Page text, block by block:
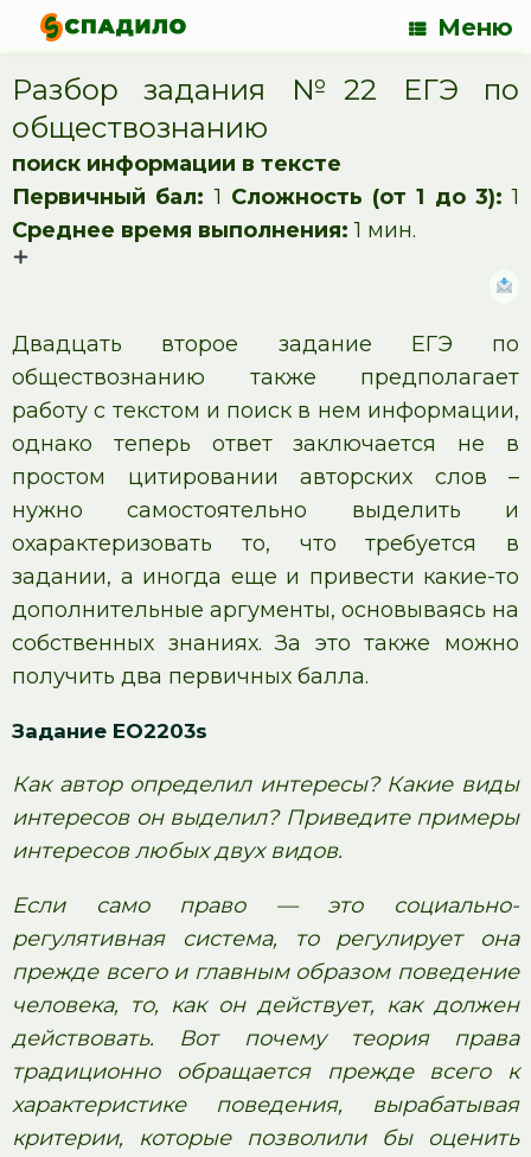
Меню
Разбор задания №22 ЕГЭ по
обществознанию
поиск информации в тексте
Первичный бал: 1 Сложность (от 1 до 3): 1
Среднее время выполнения: 1 мин.
Двадцать второе задание ЕГЭ по
обществознанию также предполагает
работу с текстом и поиск в нем информации,
однако теперь ответ заключается не в
простом цитировании авторских слов –
нужно самостоятельно выделить и
охарактеризовать то, что требуется в
задании, а иногда еще и привести какие-то
дополнительные аргументы, основываясь на
собственных знаниях. За это также можно
получить два первичных балла.
Задание EO2203s
Как автор определил интересы? Какие виды
интересов он выделил? Приведите примеры
интересов любых двух видов.
Если само право — это социально-
регулятивная система, то регулирует она
прежде всего и главным образом поведение
человека, то, как он действует, как должен
действовать. Вот почему теория права
традиционно обращается прежде всего к
характеристике поведения, вырабатывая
критерии, которые позволили бы оценить